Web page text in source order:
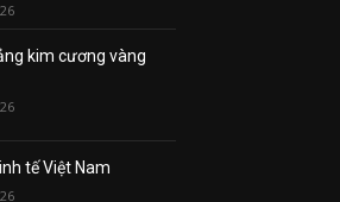
kim cương vàng
tế Việt Nam